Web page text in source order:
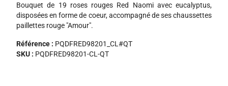
Bouquet de 19 roses rouges Red Naomi avec eucalyptus,
disposées en forme de coeur, accompagné de ses chaussettes
paillettes rouge "Amour".
Référence : PQDFRED98201_CL#QT
SKU : PQDFRED98201-CL-QT